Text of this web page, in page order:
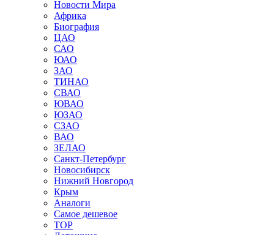
Новости Мира
Африка
Биография
ЦАО
САО
ЮАО
ЗАО
ТИНАО
СВАО
ЮВАО
ЮЗАО
СЗАО
ВАО
ЗЕЛАО
Санкт-Петербург
Новосибирск
Нижний Новгород
Крым
Аналоги
Самое дешевое
TOP